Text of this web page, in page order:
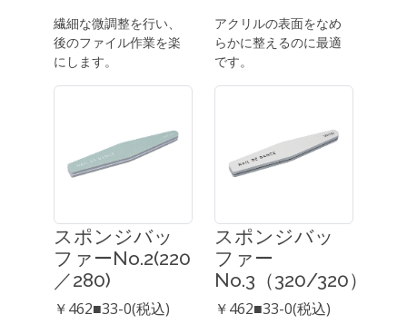
繊細な微調整を行い、
後のファイル作業を楽
にします。
アクリルの表面をなめ
らかに整えるのに最適
です。
スポンジバッ
ファーNo.2(220
／280)
￥462■33-0(税込)
スポンジバッ
ファー
No.3（320/320）
￥462■33-0(税込)